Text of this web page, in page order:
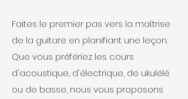
Faites le premier pas vers la maîtrise
de la guitare en planifiant une leçon.
Que vous préfériez les cours
d'acoustique, d'électrique, de ukulélé
ou de basse, nous vous proposons